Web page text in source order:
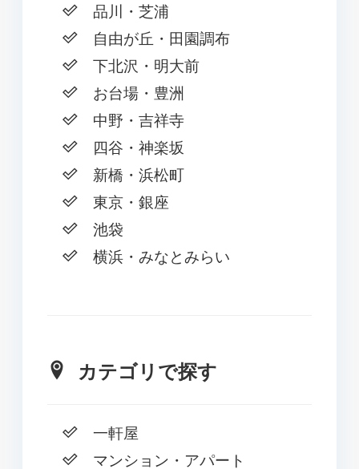
品川・芝浦
自由が丘・田園調布
下北沢・明大前
お台場・豊洲
中野・吉祥寺
四谷・神楽坂
新橋・浜松町
東京・銀座
池袋
横浜・みなとみらい
カテゴリで探す
一軒屋
マンション・アパート